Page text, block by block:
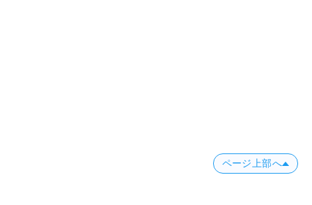
ページ上部へ